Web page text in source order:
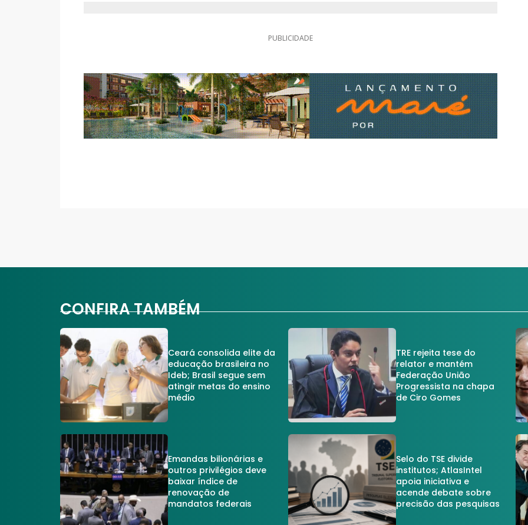
PUBLICIDADE
CONFIRA TAMBÉM
Ceará consolida elite da
educação brasileira no
Ideb; Brasil segue sem
atingir metas do ensino
médio
TRE rejeita tese do
relator e mantém
Federação União
Progressista na chapa
de Ciro Gomes
Emandas bilionárias e
outros privilégios deve
baixar índice de
renovação de
mandatos federais
Selo do TSE divide
institutos; AtlasIntel
apoia iniciativa e
acende debate sobre
precisão das pesquisas